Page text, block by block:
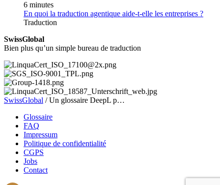
6 minutes
En quoi la traduction agentique aide-t-elle les entreprises ?
Traduction
SwissGlobal
Bien plus qu’un simple bureau de traduction
SwissGlobal /Un glossaire DeepL p…
Glossaire
FAQ
Impressum
Politique de confidentialité
CGPS
Jobs
Contact